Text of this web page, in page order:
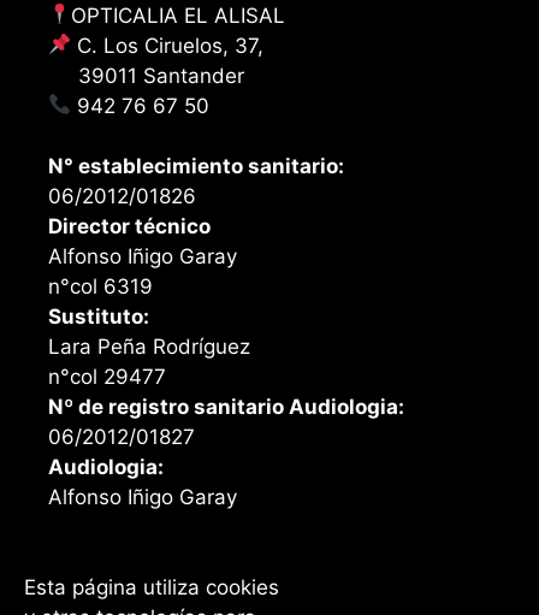
OPTICALIA EL ALISAL
C. Los Ciruelos, 37,
39011 Santander
942 76 67 50
N° establecimiento sanitario:
06/2012/01826
Director técnico
Alfonso Iñigo Garay
n°col 6319
Sustituto:
Lara Peña Rodríguez
n°col 29477
Nº de registro sanitario Audiologia:
06/2012/01827
Audiologia:
Alfonso Iñigo Garay
Facebook
Instagram
Esta página utiliza cookies